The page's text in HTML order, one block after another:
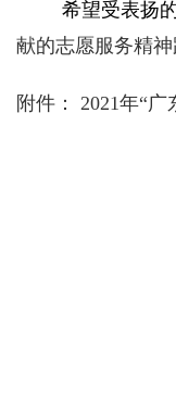
希望受表扬
献的志愿服务精
附件： 2021年“